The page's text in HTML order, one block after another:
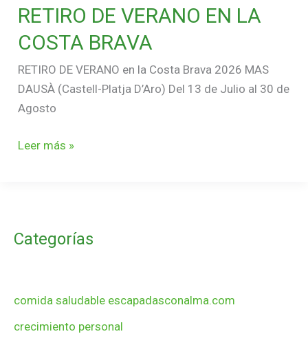
RETIRO DE VERANO EN LA
COSTA BRAVA
RETIRO DE VERANO en la Costa Brava 2026 MAS
DAUSÀ (Castell-Platja D’Aro) Del 13 de Julio al 30 de
Agosto
Leer más »
Categorías
comida saludable escapadasconalma.com
crecimiento personal